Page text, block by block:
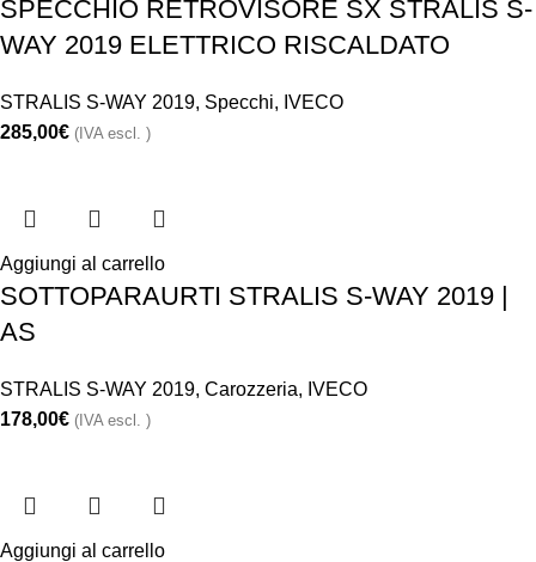
SPECCHIO RETROVISORE SX STRALIS S-
WAY 2019 ELETTRICO RISCALDATO
STRALIS S-WAY 2019, Specchi, IVECO
285,00€ (IVA escl. )
Aggiungi al carrello
SOTTOPARAURTI STRALIS S-WAY 2019 |
AS
STRALIS S-WAY 2019, Carozzeria, IVECO
178,00€ (IVA escl. )
Aggiungi al carrello